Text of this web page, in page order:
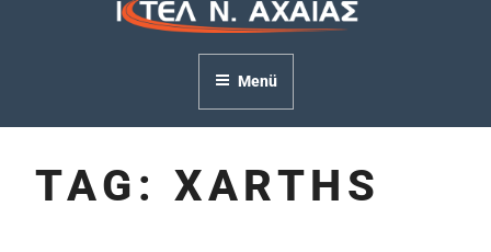
ΚΤΕΛ Ν. ΑΧΑΪΑΣ
Menü
TAG: XARTHS